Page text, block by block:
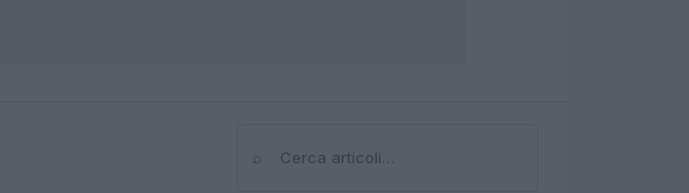
⌕Cerca